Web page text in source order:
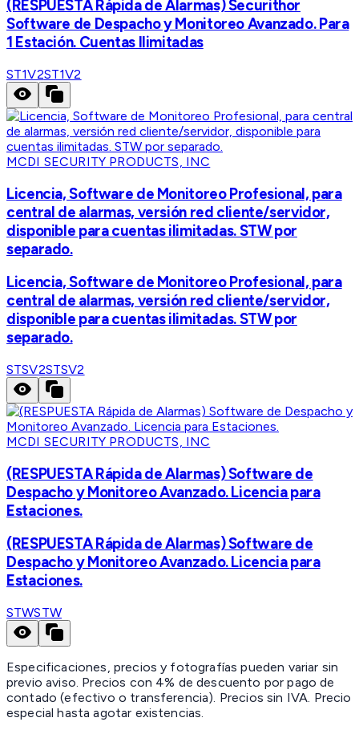
(RESPUESTA Rápida de Alarmas) Securithor
Software de Despacho y Monitoreo Avanzado. Para
1 Estación. Cuentas Ilimitadas
ST1V2ST1V2
MCDI SECURITY PRODUCTS, INC
Licencia, Software de Monitoreo Profesional, para
central de alarmas, versión red cliente/servidor,
disponible para cuentas ilimitadas. STW por
separado.
Licencia, Software de Monitoreo Profesional, para
central de alarmas, versión red cliente/servidor,
disponible para cuentas ilimitadas. STW por
separado.
STSV2STSV2
MCDI SECURITY PRODUCTS, INC
(RESPUESTA Rápida de Alarmas) Software de
Despacho y Monitoreo Avanzado. Licencia para
Estaciones.
(RESPUESTA Rápida de Alarmas) Software de
Despacho y Monitoreo Avanzado. Licencia para
Estaciones.
STWSTW
Especificaciones, precios y fotografías pueden variar sin
previo aviso. Precios con 4% de descuento por pago de
contado (efectivo o transferencia). Precios sin IVA. Precio
especial hasta agotar existencias.